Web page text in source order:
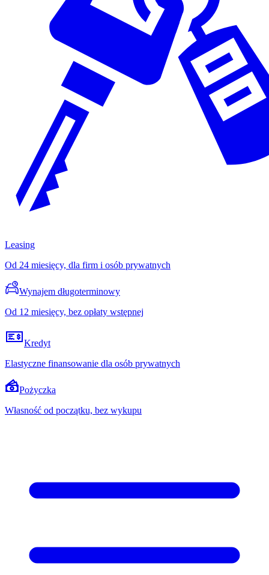
Leasing
Od 24 miesięcy, dla firm i osób prywatnych
Wynajem długoterminowy
Od 12 miesięcy, bez opłaty wstępnej
Kredyt
Elastyczne finansowanie dla osób prywatnych
Pożyczka
Własność od początku, bez wykupu